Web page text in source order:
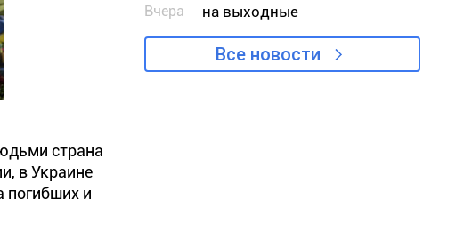
страна
в Украине
и
Вчера
на выходные
Все новости